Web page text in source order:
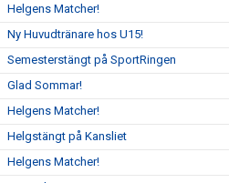
Helgens Matcher!
Ny Huvudtränare hos U15!
Semesterstängt på SportRingen
Glad Sommar!
Helgens Matcher!
Helgstängt på Kansliet
Helgens Matcher!